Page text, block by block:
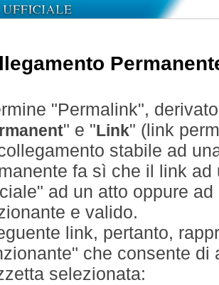
"Permalink",
" e " Link" (link
stabile ad
fa sì che il link
ad un atto oppure
e valido.
link, pertanto,
che consente
selezionata: